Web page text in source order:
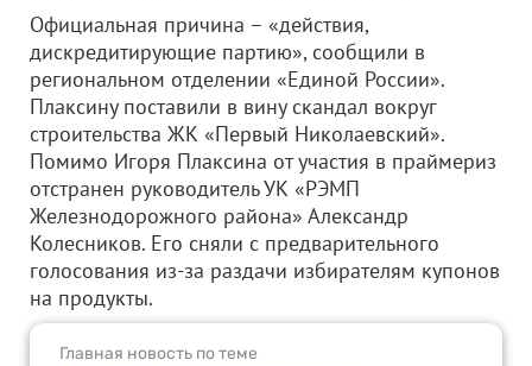
Официальная причина – «действия,
дискредитирующие партию», сообщили в
региональном отделении «Единой России».
Плаксину поставили в вину скандал вокруг
строительства ЖК «Первый Николаевский».
Помимо Игоря Плаксина от участия в праймериз
отстранен руководитель УК «РЭМП
Железнодорожного района» Александр
Колесников. Его сняли с предварительного
голосования из-за раздачи избирателям купонов
на продукты.
Главная новость по теме